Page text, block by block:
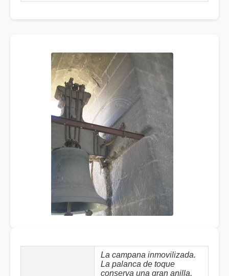
La campana inmovilizada.
La palanca de toque
conserva una gran anilla,